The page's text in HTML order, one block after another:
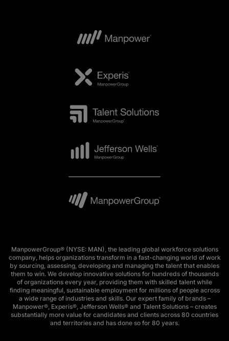
ManpowerGroup® (NYSE: MAN), the leading global workforce solutions
company, helps organizations transform in a fast-changing world of work
by sourcing, assessing, developing and managing the talent that enables
them to win. We develop innovative solutions for hundreds of thousands
of organizations every year, providing them with skilled talent while
finding meaningful, sustainable employment for millions of people across
a wide range of industries and skills. Our expert family of brands –
Manpower®, Experis®, Jefferson Wells® and Talent Solutions – creates
substantially more value for candidates and clients across 80 countries
and territories and has done so for 80 years.